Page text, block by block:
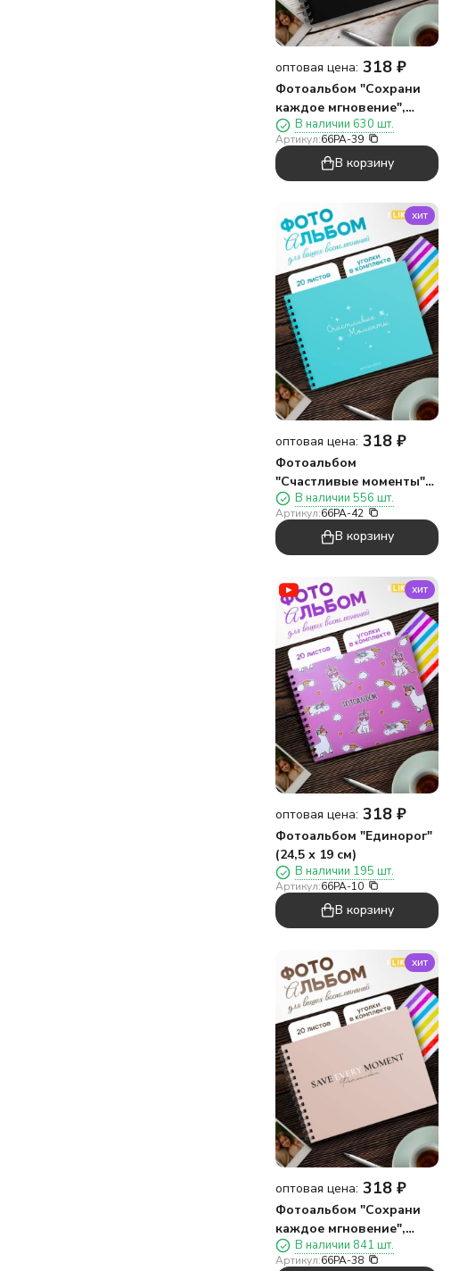
оптовая цена: 318 ₽
Фотоальбом "Сохрани
каждое мгновение",
черный
В наличии 630 шт.
Артикул:66PA-39
В корзину
хит
оптовая цена: 318 ₽
Фотоальбом
"Счастливые моменты"
(24,5 х 19 см)
В наличии 556 шт.
Артикул:66PA-42
В корзину
хит
оптовая цена: 318 ₽
Фотоальбом "Единорог"
(24,5 х 19 см)
В наличии 195 шт.
Артикул:66PA-10
В корзину
хит
оптовая цена: 318 ₽
Фотоальбом "Сохрани
каждое мгновение",
коричневый (24,5 х 19
см)
В наличии 841 шт.
Артикул:66PA-38